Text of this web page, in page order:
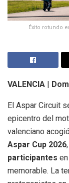
Éxito rotundo
VALENCIA |
El Aspar Circuit
epicentro del
valenciano
Aspar Cup 2026
participantes
memorable. La